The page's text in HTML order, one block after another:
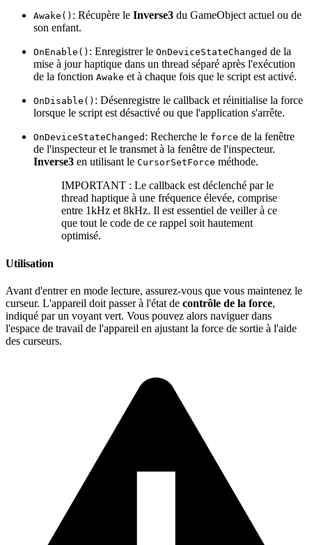
Awake() : Récupère le Inverse3 du GameObject actuel ou de
son enfant.
OnEnable() : Enregistrer le OnDeviceStateChanged de la
mise à jour haptique dans un thread séparé après l'exécution
de la fonction Awake et à chaque fois que le script est activé.
OnDisable() : Désenregistre le callback et réinitialise la force
lorsque le script est désactivé ou que l'application s'arrête.
OnDeviceStateChanged : Recherche le force de la fenêtre
de l'inspecteur et le transmet à la fenêtre de l'inspecteur.
Inverse3 en utilisant le CursorSetForce méthode.
IMPORTANT : Le callback est déclenché par le
thread haptique à une fréquence élevée, comprise
entre 1kHz et 8kHz. Il est essentiel de veiller à ce
que tout le code de ce rappel soit hautement
optimisé.
Utilisation
Avant d'entrer en mode lecture, assurez-vous que vous maintenez le
curseur. L'appareil doit passer à l'état de contrôle de la force,
indiqué par un voyant vert. Vous pouvez alors naviguer dans
l'espace de travail de l'appareil en ajustant la force de sortie à l'aide
des curseurs.